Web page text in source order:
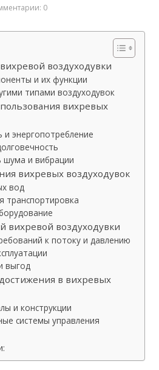
0
воздуходувки
и их функции
типами воздуходувок
вихревых
энергопотребление
шума и вибрации
вихревых воздуходувок
вод
транспортировка
вихревой воздуходувки
к потоку и давлению
выгод
в вихревых
и конструкции
системы управления